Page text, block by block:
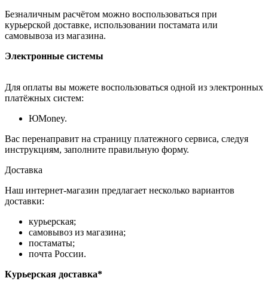
Безналичным расчётом можно воспользоваться при
курьерской доставке, использовании постамата или
самовывоза из магазина.
Электронные системы
Для оплаты вы можете воспользоваться одной из электронных
платёжных систем:
ЮMoney.
Вас перенаправит на страницу платежного сервиса, следуя
инструкциям, заполните правильную форму.
Доставка
Наш интернет-магазин предлагает несколько вариантов
доставки:
курьерская;
самовывоз из магазина;
постаматы;
почта России.
Курьерская доставка*